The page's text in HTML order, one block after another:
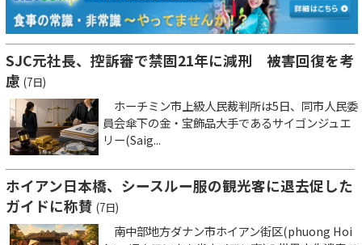
SJC元社長、控訴審で禁固21年に減刑 被害回復を考
慮 (7日)
ホーチミン市上級人民裁判所は5日、同市人民委
員会傘下の金・宝飾品大手であるサイゴンジュエ
リー(Saig...
ホイアン日本橋、シースルー服の観光客に退去促した
ガイドに称賛 (7日)
南中部地方ダナン市ホイアン街区(phuong Hoi